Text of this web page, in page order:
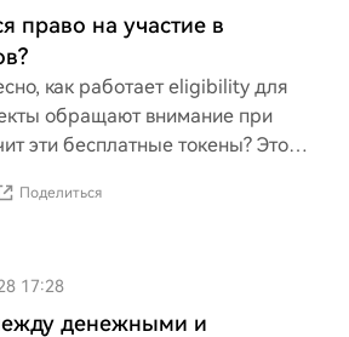
право на участие в
как работает eligibility для
обращают внимание при
эти бесплатные токены? Это
Поделиться
17:28
денежными и